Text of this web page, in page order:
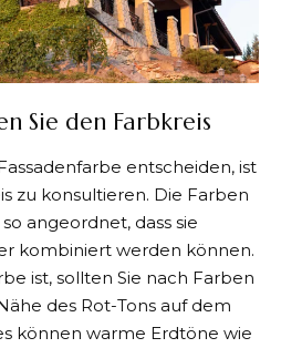
Sie den Farbkreis
entscheiden, ist
zu konsultieren. Die Farben
angeordnet, dass sie
kombiniert werden können.
ist, sollten Sie nach Farben
des Rot-Tons auf dem
können warme Erdtöne wie